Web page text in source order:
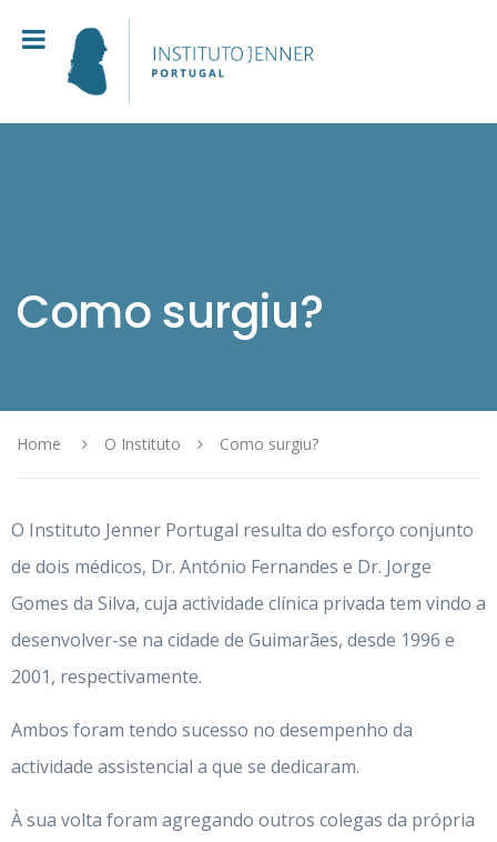
Como surgiu?
Home O Instituto Como surgiu?
O Instituto Jenner Portugal resulta do esforço conjunto
de dois médicos, Dr. António Fernandes e Dr. Jorge
Gomes da Silva, cuja actividade clínica privada tem vindo a
desenvolver-se na cidade de Guimarães, desde 1996 e
2001, respectivamente.
Ambos foram tendo sucesso no desempenho da
actividade assistencial a que se dedicaram.
À sua volta foram agregando outros colegas da própria